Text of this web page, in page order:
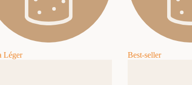
Léger Best-seller